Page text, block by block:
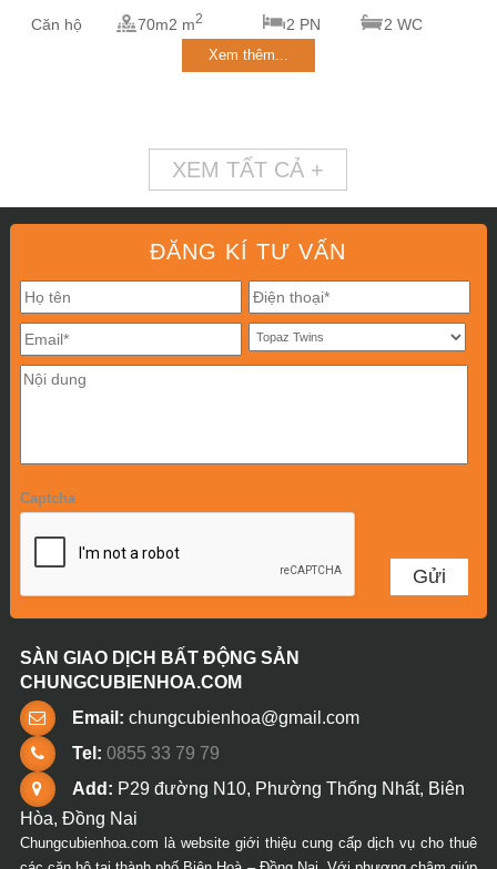
Căn hộ 70m2 m2 2 PN 2 WC
Xem thêm...
XEM TẤT CẢ +
ĐĂNG KÍ TƯ VẤN
Captcha
SÀN GIAO DỊCH BẤT ĐỘNG SẢN
CHUNGCUBIENHOA.COM
Email: chungcubienhoa@gmail.com
Tel: 0855 33 79 79
Add: P29 đường N10, Phường Thống Nhất, Biên
Hòa, Đồng Nai
Chungcubienhoa.com là website giới thiệu cung cấp dịch vụ cho thuê